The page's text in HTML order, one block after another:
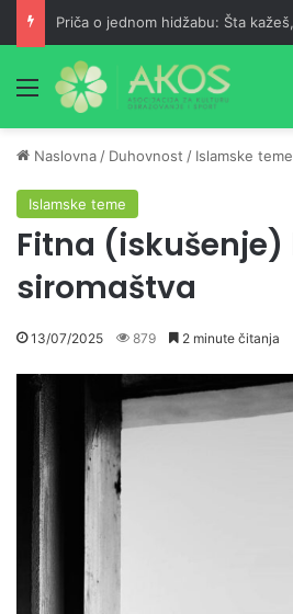
Priča o jednom hidžabu: Šta
Meni
Naslovna / Duhovnost / Islamske teme
Islamske teme
Fitna
siromaštva
13/07/2025 879 2 minute čitanja